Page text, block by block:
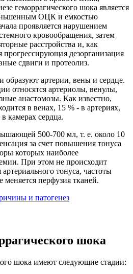
геморрагического шока является
ОЦК и емкостью
проявляется нарушением
кровообращения, затем
расстройства и, как
прогрессирующая дезорганизация
сдвиги и протеолиз.
образуют артерии, вены и сердце.
относятся артериолы, венулы,
анастомозы. Как известно,
в венах, 15 % - в артериях,
камерах сердца.
500-700 мл, т. е. около 10
за счет повышения тонуса
которых наиболее
При этом не происходит
тонуса, частоты
перфузия тканей.
и патогенез
шока
шока имеют следующие стадии: